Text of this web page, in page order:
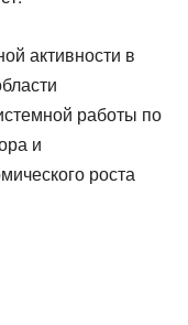
активности в
работы по
и
роста